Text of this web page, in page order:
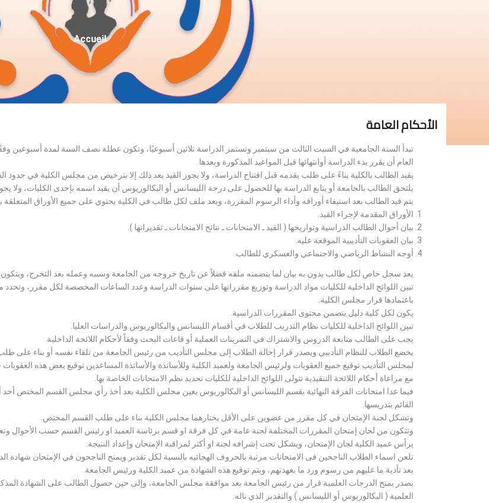
Fil
D'Ariane
Accueil
الأحكام العامة
تبدأ السنة الجامعية في السبت الثالث من سبتمبر وتستمر الدراسة ثلاثين أسبوعيًا، وتكون عطلة نصف السنة لمدة أسبوعين
العام أن يقرر بدء الدراسة أوانتهائها قبل المواعيد المذكورة وبعدها.
يقيد الطالب بالكلية بناءً على طلب يقدمه قبل افتتاح الدراسة، ولا يجوز القيد بعد ذلك إلا بترخيص من مجلس الكلية في حدود
يلتحق الطالب بالجامعة أو يتابع الدراسة بها للحصول على درجة الليسانس أو البكالوريوس أن يقيد اسمه بإحدى الكليات،
يتم قيد الطالب بعد استيفاء أوراقه وأداء الرسوم المقررة، ويعد ملف لكل طالب في الكلية يحتوي على جميع الأوراق
الأوراق المقدمة لإجراء القيد.
بيان أحوال الطالب الدراسية وتواريخها ( القيد ـ الامتحانات ـ نتائح الامتحانات ـ تقديراتها ).
بيان العقوبات التأديبية الموقعة عليه.
أوجه النشاط الرياضي والاجتماعي والعسكري للطالب.
يعد سجل خاص لكل طالب يدون به بيان لما يتضمنه ملفه فضلاً عن تاريخ خروجه من الجامعة وسببه وعمله بعد التخرج،
تبين اللوائح الداخلية للكليات مواد الدراسة وتوزيع مقرراتها على سنوات الدراسة وعدد الساعات المخصصة لكل مقرر،
باعتمادها قرار مجلس الكلية.
يكون لكل كلية دليل يتضمن محتوى المقررات الدراسية.
تبين اللوائح الداخلية للكليات نظام التدريب للطلاب في أقسام الليسانس والبكالوريوس والدراسات العليا.
يجب على الطالب متابعة الدروس والاشتراك في التمرينات العملية أو قاعات البحث وفقاً لأحكام اللائحة الداخلية.
يخضع الطلاب للنظام التأديبي ويصدر قرار إحالة الطلاب إلى مجلس التأديب من رئيس الجامعة من تلقاء نفسه أو بناء على طلب
لمجلس التأديب توقيع جميع العقوبات ولرئيس الجامعة ولعميد الكلية وللأساتذة والأساتذة المساعدين توقيع بعض هذه العقوبات
مع مراعاة أحكام اللائحة التنفيذية تتولى اللوائح الداخلية للكليات تحديد نظم الامتحانات الخاصة بها.
فيما عدا امتحانات الفرقة النهائية بقسم الليسانس أو البكالوريوس يعين مجلس الكلية بعد أخذ رأي مجلس القسم المختص أحد
القائم بتدريسها.
وتشكل لجنة الإمتحان في كل مقرر من عضوين على الأقل يختارهما مجلس الكلية بناء على طلب القسم المختص.
وتتكون من لجان إمتحان المقررات المختلفة لجنة عامة في كل فرقة او قسم برئاسة العميد او رئيس القسم حسب الأحوال
يرأس عميد الكلية لجان الإمتحان، ويشكل تحت إشرافه لجنة او أكثر لمراقبة الإمتحان وإعداد النتيجة.
تلعن اسماء الطلاب الناجحين فى الامتحانات مرتبة بالحروف الهجائيه بالنسبة لكل تقدير ويمنح الناجحون في الإمتحان شهادة
بعد تأدية ما عليهم من رسوم ورد ما بعهدتهم، ويتم توقيع هذه الشهادة من عميد الكلية ورئيس الجامعة.
يصدر بمنح الدرجات العلمية قرار من رئيس الجامعة بعد موافقة مجلس الجامعة، وإلى حين حصول الطالب على الشهادة
العلمية ( البكالوريوس أو الليسانس ) والتقدير الذي ناله.